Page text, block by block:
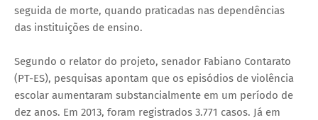
seguida de morte, quando praticadas nas dependências
das instituições de ensino.
Segundo o relator do projeto, senador Fabiano Contarato
(PT-ES), pesquisas apontam que os episódios de violência
escolar aumentaram substancialmente em um período de
dez anos. Em 2013, foram registrados 3.771 casos. Já em